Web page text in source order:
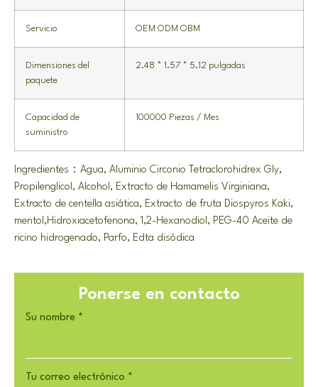
Servicio OEM ODM OBM
Dimensiones del
paquete
2.48 * 1.57 * 5.12 pulgadas
Capacidad de
suministro
100000 Piezas / Mes
Ingredientes：Agua, Aluminio Circonio Tetraclorohidrex Gly,
Propilenglicol, Alcohol, Extracto de Hamamelis Virginiana,
Extracto de centella asiática, Extracto de fruta Diospyros Kaki,
mentol,Hidroxiacetofenona, 1,2-Hexanodiol, PEG-40 Aceite de
ricino hidrogenado, Parfo, Edta disódica
Ponerse en contacto
Su nombre *
Tu correo electrónico *